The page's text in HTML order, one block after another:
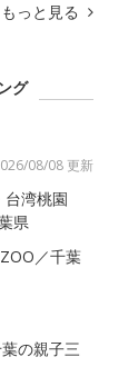
もっと見る
グ
08/08 更新
湾桃園
県
／千葉
の親子三